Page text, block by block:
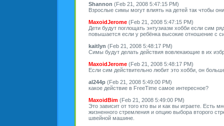
Shannon (Feb 21, 2008 5:47:15 PM)
Взрослые симы могут влиять на детей так чтобы
MaxoidJerome (Feb 21, 2008 5:47:15 PM)
Дети будут поглощать энтузиазм хобби если сим
повышается если у ребёнка высокие отношение с
kaitlyn (Feb 21, 2008 5:48:17 PM)
Симы будут делать действия вовлекающие в их
MaxoidJerome (Feb 21, 2008 5:48:17 PM)
Если сим действительно любит это хобби, он
al244p (Feb 21, 2008 5:49:00 PM)
какое действие в FreeTime самое интересное?
MaxoidBim (Feb 21, 2008 5:49:00 PM)
Это зависит от того кто вы и как вы играете. Есть
жизненного стремления и опцию выбора второго
швейной машине.